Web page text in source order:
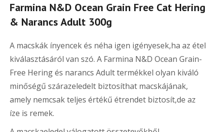
Farmina N&D Ocean Grain Free Cat Hering
& Narancs Adult 300g
A macskák ínyencek és néha igen igényesek,ha az étel
kiválasztásáról van szó. A Farmina N&D Ocean Grain-
Free Hering és narancs Adult termékkel olyan kiváló
minőségű szárazeledelt biztosíthat macskájának,
amely nemcsak teljes értékű étrendet biztosít,de az
íze is remek.